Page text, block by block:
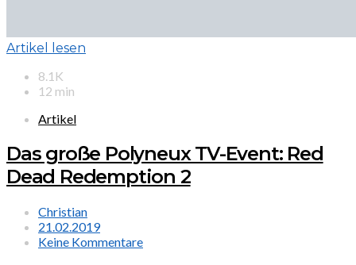
Artikel lesen
8.1K
12 min
Artikel
Das große Polyneux TV-Event: Red
Dead Redemption 2
Christian
21.02.2019
Keine Kommentare